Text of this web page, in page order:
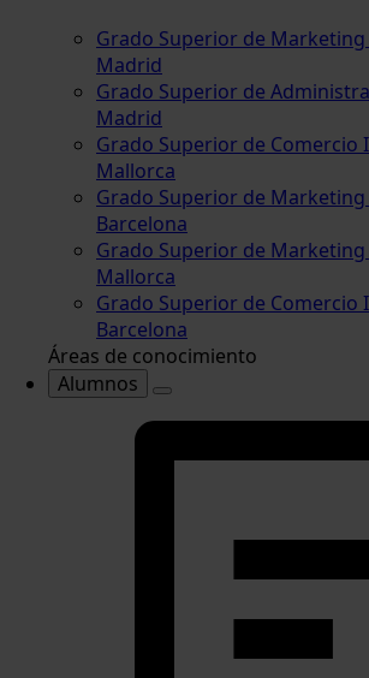
Grado Superior de
Madrid
Grado Superior de
Madrid
Grado Superior de Comercio
Mallorca
Grado Superior de
Barcelona
Grado Superior de
Mallorca
Grado Superior de Comercio
Barcelona
Áreas de conocimiento
Alumnos